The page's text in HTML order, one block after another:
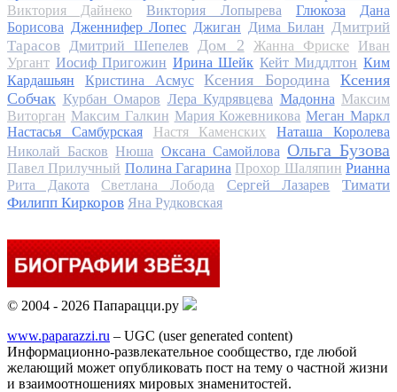
Виктория Дайнеко Виктория Лопырева Глюкоза
Дана
Борисова Дженнифер Лопес Джиган Дима Билан
Дмитрий
Тарасов
Дмитрий Шепелев Дом 2 Жанна Фриске
Иван
Ургант Иосиф Пригожин Ирина Шейк Кейт Миддлтон Ким
Кардашьян
Кристина Асмус Ксения Бородина
Ксения
Собчак Курбан Омаров Лера Кудрявцева Мадонна Максим
Виторган Максим Галкин Мария Кожевникова Меган Маркл
Настасья Самбурская
Настя Каменских
Наташа Королева
Николай Басков Нюша Оксана Самойлова Ольга Бузова
Павел Прилучный Полина Гагарина Прохор Шаляпин Рианна
Рита Дакота
Светлана Лобода Сергей Лазарев
Тимати
Филипп Киркоров Яна Рудковская
© 2004 - 2026 Папарацци.ру
www.paparazzi.ru – UGC (user generated content)
Информационно-развлекательное сообщество, где любой
желающий может опубликовать пост на тему о частной жизни
и взаимоотношениях мировых знаменитостей.